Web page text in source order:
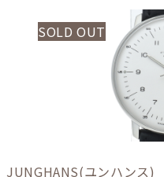
SOLD OUT
JUNGHANS(ユンハンス)